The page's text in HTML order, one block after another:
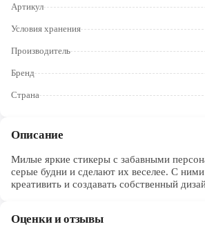
Рыбинск
Северодвинск
Артикул
Условия хранения
Производитель
Бренд
Страна
Описание
Милые яркие стикеры с забавными
серые будни и сделают их веселее. С ними
креативить и создавать собственный
наклейками выполнены в удобном
Оценки и отзывы